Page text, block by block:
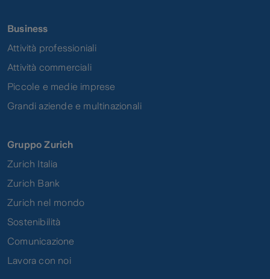
Business
Attività professioniali
Attività commerciali
Piccole e medie imprese
Grandi aziende e multinazionali
Gruppo Zurich
Zurich Italia
Zurich Bank
Zurich nel mondo
Sostenibilità
Comunicazione
Lavora con noi